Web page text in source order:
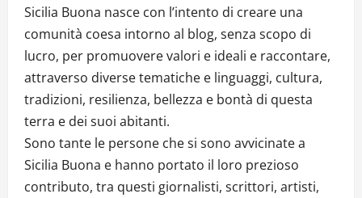
Sicilia Buona nasce con l’intento di creare una
comunità coesa intorno al blog, senza scopo di
lucro, per promuovere valori e ideali e raccontare,
attraverso diverse tematiche e linguaggi, cultura,
tradizioni, resilienza, bellezza e bontà di questa
terra e dei suoi abitanti.
Sono tante le persone che si sono avvicinate a
Sicilia Buona e hanno portato il loro prezioso
contributo, tra questi giornalisti, scrittori, artisti,